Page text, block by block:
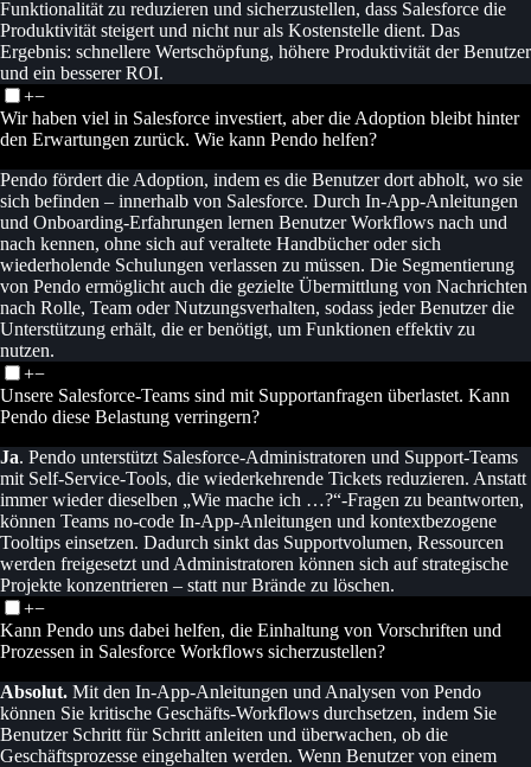
Funktionalität zu reduzieren und sicherzustellen, dass Salesforce die
Produktivität steigert und nicht nur als Kostenstelle dient. Das
Ergebnis: schnellere Wertschöpfung, höhere Produktivität der Benutzer
und ein besserer ROI.
+−
Wir haben viel in Salesforce investiert, aber die Adoption bleibt hinter
den Erwartungen zurück. Wie kann Pendo helfen?
Pendo fördert die Adoption, indem es die Benutzer dort abholt, wo sie
sich befinden – innerhalb von Salesforce. Durch In-App-Anleitungen
und Onboarding-Erfahrungen lernen Benutzer Workflows nach und
nach kennen, ohne sich auf veraltete Handbücher oder sich
wiederholende Schulungen verlassen zu müssen. Die Segmentierung
von Pendo ermöglicht auch die gezielte Übermittlung von Nachrichten
nach Rolle, Team oder Nutzungsverhalten, sodass jeder Benutzer die
Unterstützung erhält, die er benötigt, um Funktionen effektiv zu
nutzen.
+−
Unsere Salesforce-Teams sind mit Supportanfragen überlastet. Kann
Pendo diese Belastung verringern?
Ja. Pendo unterstützt Salesforce-Administratoren und Support-Teams
mit Self-Service-Tools, die wiederkehrende Tickets reduzieren. Anstatt
immer wieder dieselben „Wie mache ich …?“-Fragen zu beantworten,
können Teams no-code In-App-Anleitungen und kontextbezogene
Tooltips einsetzen. Dadurch sinkt das Supportvolumen, Ressourcen
werden freigesetzt und Administratoren können sich auf strategische
Projekte konzentrieren – statt nur Brände zu löschen.
+−
Kann Pendo uns dabei helfen, die Einhaltung von Vorschriften und
Prozessen in Salesforce Workflows sicherzustellen?
Absolut. Mit den In-App-Anleitungen und Analysen von Pendo
können Sie kritische Geschäfts-Workflows durchsetzen, indem Sie
Benutzer Schritt für Schritt anleiten und überwachen, ob die
Geschäftsprozesse eingehalten werden. Wenn Benutzer von einem